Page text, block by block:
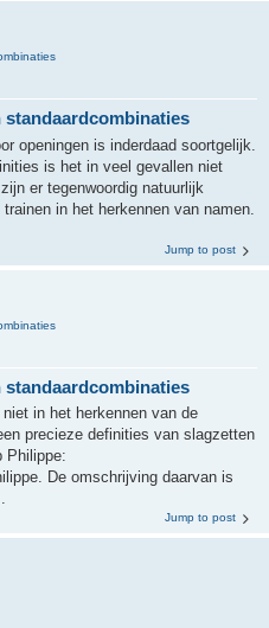
standaardcombinaties
openingen is inderdaad soortgelijk.
is het in veel gevallen niet
er tegenwoordig natuurlijk
in het herkennen van namen.
Jump to post
standaardcombinaties
in het herkennen van de
precieze definities van slagzetten
Philippe:
De omschrijving daarvan is
Jump to post